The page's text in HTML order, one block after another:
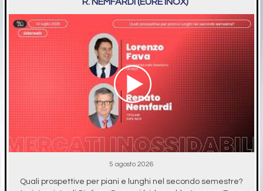
5 agosto 2026
Quali prospettive per piani e lunghi nel secondo semestre?